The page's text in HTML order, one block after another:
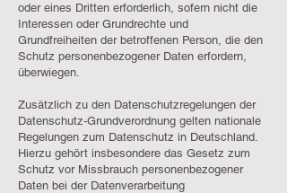
oder eines Dritten erforderlich, sofern nicht die
Interessen oder Grundrechte und
Grundfreiheiten der betroffenen Person, die den
Schutz personenbezogener Daten erfordern,
überwiegen.
Zusätzlich zu den Datenschutzregelungen der
Datenschutz-Grundverordnung gelten nationale
Regelungen zum Datenschutz in Deutschland.
Hierzu gehört insbesondere das Gesetz zum
Schutz vor Missbrauch personenbezogener
Daten bei der Datenverarbeitung